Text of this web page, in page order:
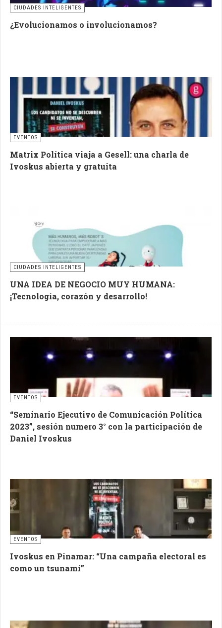
CIUDADES INTELIGENTES
¿Evolucionamos o involucionamos?
EVENTOS
Matrix Política viaja a Gesell: una charla de
Ivoskus abierta y gratuita
CIUDADES INTELIGENTES
UNA IDEA DE NEGOCIO MUY HUMANA:
¡Tecnología, corazón y desarrollo!
EVENTOS
“Seminario Ejecutivo de Comunicación Política
2023”, sesión numero 3° con la participación de
Daniel Ivoskus
EVENTOS
Ivoskus en Pinamar: “Una campaña electoral es
como un tsunami”